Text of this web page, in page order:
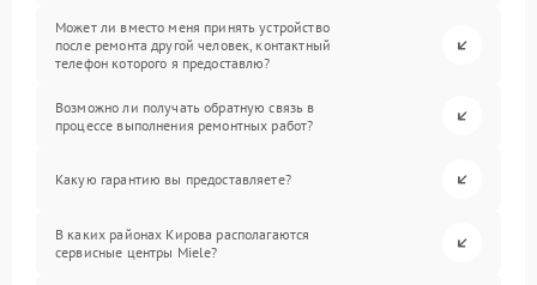
Может ли вместо меня принять устройство
после ремонта другой человек, контактный
телефон которого я предоставлю?
Возможно ли получать обратную связь в
процессе выполнения ремонтных работ?
Какую гарантию вы предоставляете?
В каких районах Кирова располагаются
сервисные центры Miele?